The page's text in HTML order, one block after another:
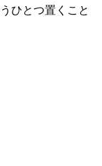
ひとつ置くこと